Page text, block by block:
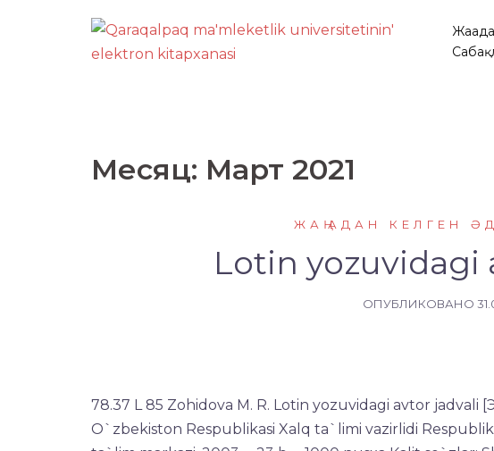
содержимому
Месяц: Март 2021
ЖАҢАДАН КЕЛГЕН
Lotin yozuvidagi
ОПУБЛИКОВАНО
78.37 L 85 Zohidova M. R. Lotin yozuvidagi avtor jadvali
O`zbekiston Respublikasi Xalq ta`limi vazirlidi